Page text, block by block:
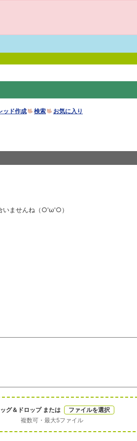
ッド作成 検索 お気に入り
いませんね（○'ω'○）
ッグ＆ドロップ または
ファイルを選択
複数可・最大5ファイル